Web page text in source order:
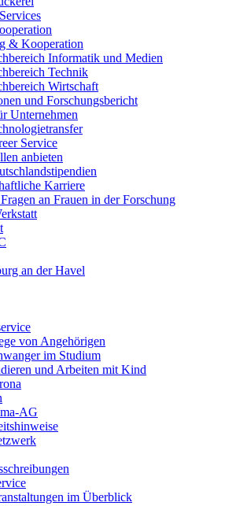
& Kooperation
Informatik und Medien
Technik
Wirtschaft
und Forschungsbericht
Unternehmen
Service
anbieten
Karriere
an Frauen in der Forschung
an der Havel
von Angehörigen
im Studium
und Arbeiten mit Kind
AG
im Überblick